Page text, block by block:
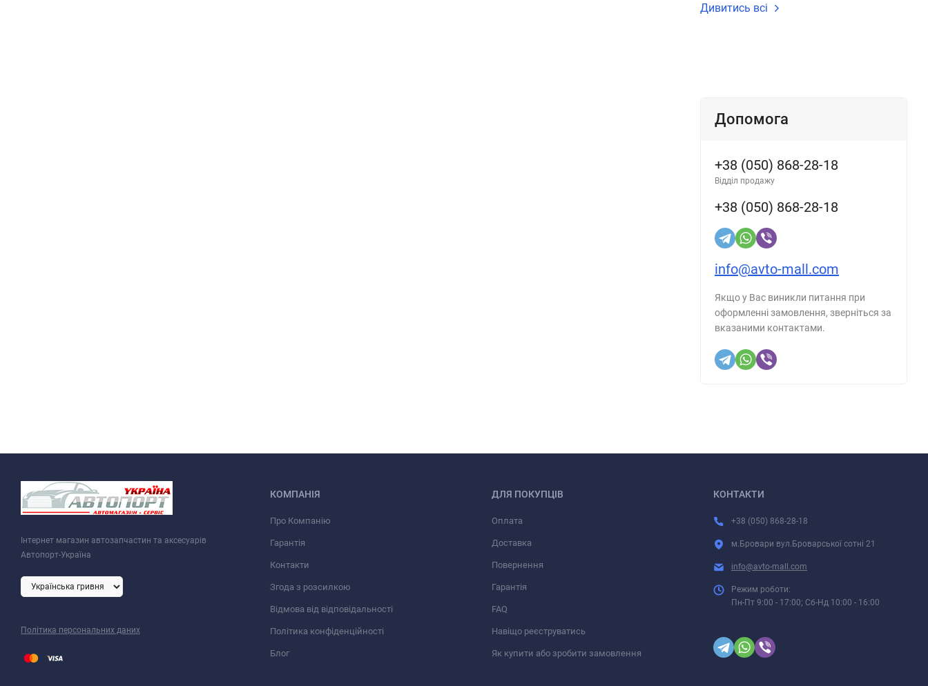
Дивитись всі
Допомога
+38 (050) 868-28-18
Відділ продажу
+38 (050) 868-28-18
info@avto-mall.com
Якщо у Вас виникли питання при
оформленні замовлення, зверніться за
вказаними контактами.
Інтернет магазин автозапчастин та аксесуарів
Автопорт-Україна
Політика персональних даних
КОМПАНІЯ
Про Компанію
Гарантія
Контакти
Згода з розсилкою
Відмова від відповідальності
Політика конфіденційності
Блог
ДЛЯ ПОКУПЦІВ
Оплата
Доставка
Повернення
Гарантія
FAQ
Навіщо реєструватись
Як купити або зробити замовлення
КОНТАКТИ
+38 (050) 868-28-18
м.Бровари вул.Броварської сотні 21
info@avto-mall.com
Режим роботи:
Пн-Пт 9:00 - 17:00; Сб-Нд 10:00 - 16:00